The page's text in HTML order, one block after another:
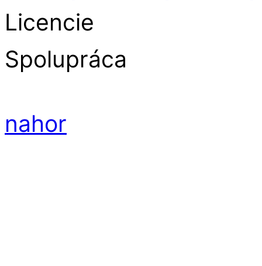
Licencie
Spolupráca
nahor